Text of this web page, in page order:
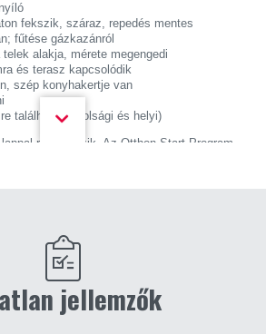
fekszik, száraz, repedés mentes
fűtése gázkazánról
alakja, mérete megengedi
és terasz kapcsolódik
szép konyhakertje van
található (távolsági és helyi)
rendelkezik. Az Otthon Start Program
ügyvédi kapcsolattal és rugalmas
jellemzők